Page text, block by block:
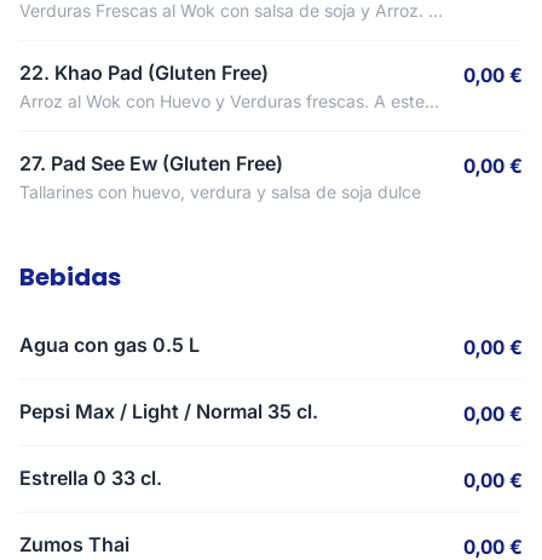
Verduras Frescas al Wok con salsa de soja y Arroz. A
22. Khao Pad (Gluten Free)
Arroz al Wok con Huevo y Verduras frescas. A este
0,00 €
27. Pad See Ew (Gluten Free)
Tallarines con huevo, verdura y salsa de soja dulce
0,00 €
Bebidas
Agua con gas 0.5 L 0,00 €
Pepsi Max / Light / Normal 35 cl. 0,00 €
Estrella 0 33 cl. 0,00 €
Zumos Thai 0,00 €